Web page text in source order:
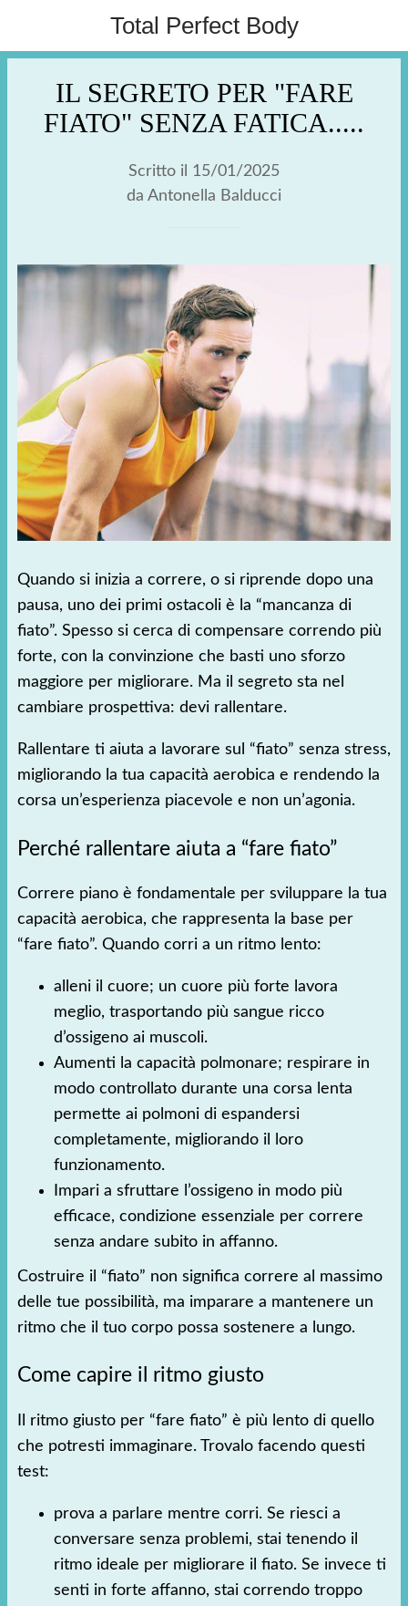
Total Perfect Body
IL SEGRETO PER "FARE
FIATO" SENZA FATICA.....
Scritto il 15/01/2025
da Antonella Balducci
Quando si inizia a correre, o si riprende dopo una
pausa, uno dei primi ostacoli è la “mancanza di
fiato”. Spesso si cerca di compensare correndo più
forte, con la convinzione che basti uno sforzo
maggiore per migliorare. Ma il segreto sta nel
cambiare prospettiva: devi rallentare.
Rallentare ti aiuta a lavorare sul “fiato” senza stress,
migliorando la tua capacità aerobica e rendendo la
corsa un’esperienza piacevole e non un’agonia.
Perché rallentare aiuta a “fare fiato”
Correre piano è fondamentale per sviluppare la tua
capacità aerobica, che rappresenta la base per
“fare fiato”. Quando corri a un ritmo lento:
alleni il cuore; un cuore più forte lavora
meglio, trasportando più sangue ricco
d’ossigeno ai muscoli.
Aumenti la capacità polmonare; respirare in
modo controllato durante una corsa lenta
permette ai polmoni di espandersi
completamente, migliorando il loro
funzionamento.
Impari a sfruttare l’ossigeno in modo più
efficace, condizione essenziale per correre
senza andare subito in affanno.
Costruire il “fiato” non significa correre al massimo
delle tue possibilità, ma imparare a mantenere un
ritmo che il tuo corpo possa sostenere a lungo.
Come capire il ritmo giusto
Il ritmo giusto per “fare fiato” è più lento di quello
che potresti immaginare. Trovalo facendo questi
test:
prova a parlare mentre corri. Se riesci a
conversare senza problemi, stai tenendo il
ritmo ideale per migliorare il fiato. Se invece ti
senti in forte affanno, stai correndo troppo